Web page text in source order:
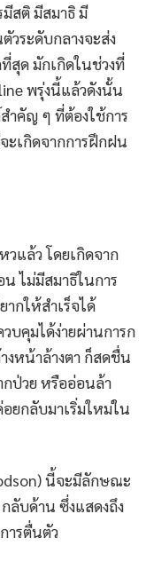
สติ มีสมาธิ มี
วระดับกลางจะส่ง
สุด มักเกิดในช่วงที่
พรุ่งนี้แล้วดังนั้น
ำคัญ ๆ ที่ต้องใช้การ
ะเกิดจากการฝึกฝน
วแล้ว โดยเกิดจาก
ไม่มีสมาธิในการ
กให้สำเร็จได้
บคุมได้ง่ายผ่านการก
งหน้าล้างตา ก็สดชื่น
ป่วย หรืออ่อนล้า
ยกลับมาเริ่มใหม่ใน
นี้จะมีลักษณะ
ลับด้าน ซึ่งแสดงถึง
ารตื่นตัว